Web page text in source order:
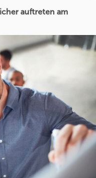
auftreten am